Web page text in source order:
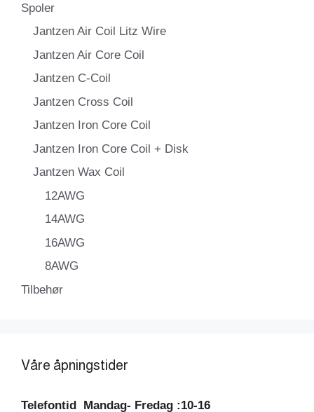
Spoler
Jantzen Air Coil Litz Wire
Jantzen Air Core Coil
Jantzen C-Coil
Jantzen Cross Coil
Jantzen Iron Core Coil
Jantzen Iron Core Coil + Disk
Jantzen Wax Coil
12AWG
14AWG
16AWG
8AWG
Tilbehør
Våre åpningstider
Telefontid Mandag- Fredag :10-16